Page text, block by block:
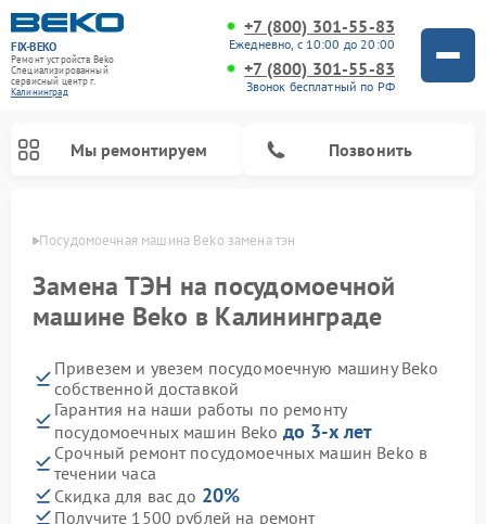
FIX-BEKO
Ремонт устройств Beko
Специализированный
cервисный центр г.
Калининград
+7 (800) 301-55-83
Ежедневно, с 10:00 до 20:00
+7 (800) 301-55-83
Звонок бесплатный по РФ
Мы ремонтируем Позвонить
Посудомоечная машина Beko замена тэн
Замена ТЭН на посудомоечной
машине Beko в Калининграде
Привезем и увезем посудомоечную машину Beko
собственной доставкой
Гарантия на наши работы по ремонту
посудомоечных машин Beko до 3-х лет
Срочный ремонт посудомоечных машин Beko в
течении часа
Скидка для вас до 20%
Получите 1500 рублей на ремонт